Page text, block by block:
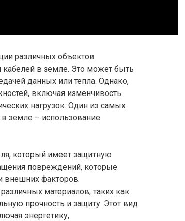
различных объектов
в земле. Это может быть
данных или тепла. Однако,
включая изменчивость
нагрузок. Один из самых
земле – использование
который имеет защитную
повреждений, которые
внешних факторов.
материалов, таких как
прочность и защиту. Этот вид
энергетику,